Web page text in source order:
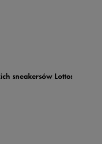
sneakersów Lotto: